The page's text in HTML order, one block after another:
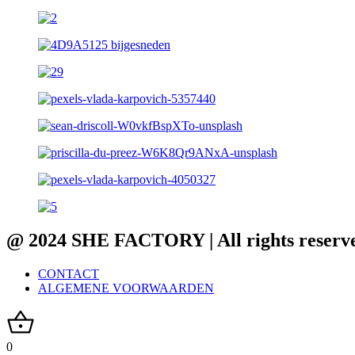
@ 2024 SHE FACTORY | All rights
CONTACT
ALGEMENE VOORWAARDEN
0